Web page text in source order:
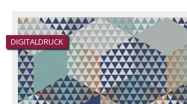
DIGITALDRUCK